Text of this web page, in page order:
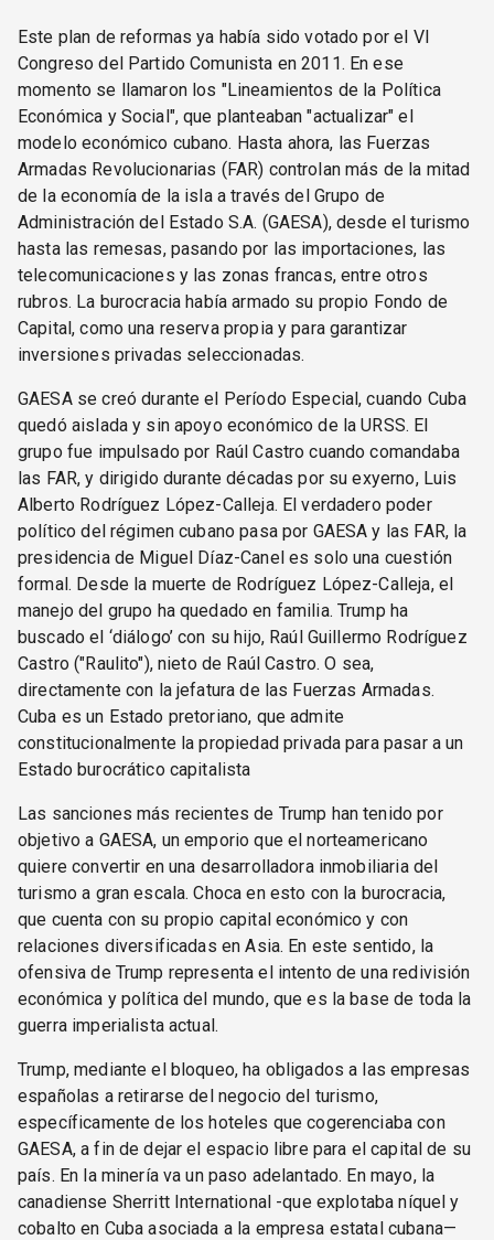
Este plan de reformas ya había sido votado por el VI
Congreso del Partido Comunista en 2011. En ese
momento se llamaron los "Lineamientos de la Política
Económica y Social", que planteaban "actualizar" el
modelo económico cubano. Hasta ahora, las Fuerzas
Armadas Revolucionarias (FAR) controlan más de la mitad
de la economía de la isla a través del Grupo de
Administración del Estado S.A. (GAESA), desde el turismo
hasta las remesas, pasando por las importaciones, las
telecomunicaciones y las zonas francas, entre otros
rubros. La burocracia había armado su propio Fondo de
Capital, como una reserva propia y para garantizar
inversiones privadas seleccionadas.
GAESA se creó durante el Período Especial, cuando Cuba
quedó aislada y sin apoyo económico de la URSS. El
grupo fue impulsado por Raúl Castro cuando comandaba
las FAR, y dirigido durante décadas por su exyerno, Luis
Alberto Rodríguez López-Calleja. El verdadero poder
político del régimen cubano pasa por GAESA y las FAR, la
presidencia de Miguel Díaz-Canel es solo una cuestión
formal. Desde la muerte de Rodríguez López-Calleja, el
manejo del grupo ha quedado en familia. Trump ha
buscado el ‘diálogo’ con su hijo, Raúl Guillermo Rodríguez
Castro ("Raulito"), nieto de Raúl Castro. O sea,
directamente con la jefatura de las Fuerzas Armadas.
Cuba es un Estado pretoriano, que admite
constitucionalmente la propiedad privada para pasar a un
Estado burocrático capitalista
Las sanciones más recientes de Trump han tenido por
objetivo a GAESA, un emporio que el norteamericano
quiere convertir en una desarrolladora inmobiliaria del
turismo a gran escala. Choca en esto con la burocracia,
que cuenta con su propio capital económico y con
relaciones diversificadas en Asia. En este sentido, la
ofensiva de Trump representa el intento de una redivisión
económica y política del mundo, que es la base de toda la
guerra imperialista actual.
Trump, mediante el bloqueo, ha obligados a las empresas
españolas a retirarse del negocio del turismo,
específicamente de los hoteles que cogerenciaba con
GAESA, a fin de dejar el espacio libre para el capital de su
país. En la minería va un paso adelantado. En mayo, la
canadiense Sherritt International -que explotaba níquel y
cobalto en Cuba asociada a la empresa estatal cubana—